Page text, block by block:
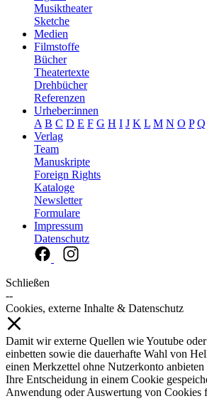
Musiktheater
Sketche
Medien
Filmstoffe
Bücher
Theatertexte
Drehbücher
Referenzen
Urheber:innen
A B C D E F G H I J K L M N O P Q
Verlag
Team
Manuskripte
Foreign Rights
Kataloge
Newsletter
Formulare
Impressum
Datenschutz
Schließen
--
Cookies, externe Inhalte & Datenschutz
Damit wir externe Quellen wie Youtube
einbetten sowie die dauerhafte Wahl von
einen Merkzettel ohne Nutzerkonto
Ihre Entscheidung in einem Cookie
Anwendung oder Auswertung von Cookies